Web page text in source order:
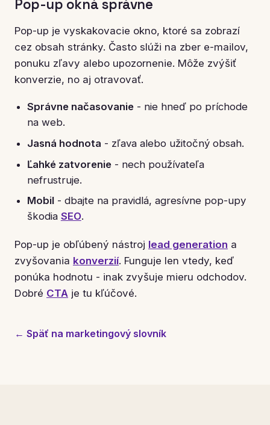
Pop-up okná správne
Pop-up je vyskakovacie okno, ktoré sa zobrazí
cez obsah stránky. Často slúži na zber e-mailov,
ponuku zľavy alebo upozornenie. Môže zvýšiť
konverzie, no aj otravovať.
Správne načasovanie- nie hneď po príchode
na web.
Jasná hodnota - zľava alebo užitočný obsah.
Ľahké zatvorenie- nech používateľa
nefrustruje.
Mobil- dbajte na pravidlá, agresívne pop-upy
škodia SEO.
Pop-up je obľúbený nástroj lead generation a
zvyšovania konverzií. Funguje len vtedy, keď
ponúka hodnotu - inak zvyšuje mieru odchodov.
Dobré CTA je tu kľúčové.
← Späť na marketingový slovník